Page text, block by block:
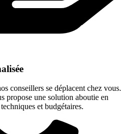
conseillers se déplacent chez vous.
propose une solution aboutie en
et budgétaires.